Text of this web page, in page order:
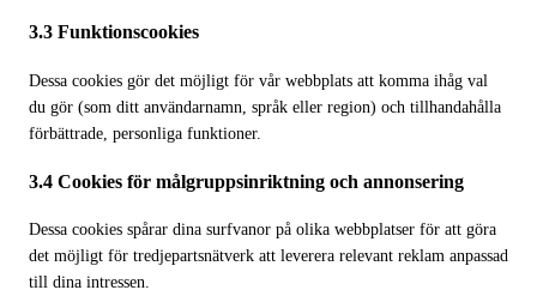
3.3 Funktionscookies
Dessa cookies gör det möjligt för vår webbplats att komma ihåg val
du gör (som ditt användarnamn, språk eller region) och tillhandahålla
förbättrade, personliga funktioner.
3.4 Cookies för målgruppsinriktning och annonsering
Dessa cookies spårar dina surfvanor på olika webbplatser för att göra
det möjligt för tredjepartsnätverk att leverera relevant reklam anpassad
till dina intressen.